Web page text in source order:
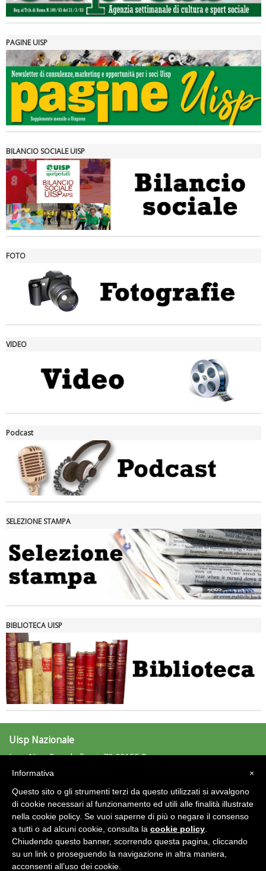
Tiziano Pesce a Radio InBlu2000 traccia il bilancio della stagione
Ddl Lobby, Uisp: “Il Parlamento valorizzi le nostre specificità"
Tiziano Pesce nel Cda di Fondazione Terzjus: prima riunione a
PAGINE UISP
BILANCIO SOCIALE UISP
FOTO
VIDEO
Podcast
SELEZIONE STAMPA
BIBLIOTECA UISP
Uisp Nazionale
L.go Nino Franchellucci, 73 00155 Roma
Tel: 06.439841 - Fax: 06.43984320
C.F.: 97029170582
Area Riservata 2.0
×
Informativa
Questo sito o gli strumenti terzi da questo utilizzati si avvalgono
di cookie necessari al funzionamento ed utili alle finalità illustrate
nella cookie policy. Se vuoi saperne di più o negare il consenso
a tutti o ad alcuni cookie, consulta la cookie policy
Chiudendo questo banner, scorrendo questa pagina, cliccando
su un link o proseguendo la navigazione in altra maniera,
acconsenti all’uso dei cookie.